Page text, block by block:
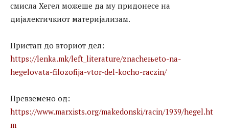
смисла Хегел можеше да му придонесе на
дијалектичкиот материјализам.
Пристап до вториот дел:
https://lenka.mk/left_literature/znacheњeto-na-
hegelovata-filozofiјa-vtor-del-kocho-raczin/
Превземено од:
https://www.marxists.org/makedonski/racin/1939/hegel.ht
m